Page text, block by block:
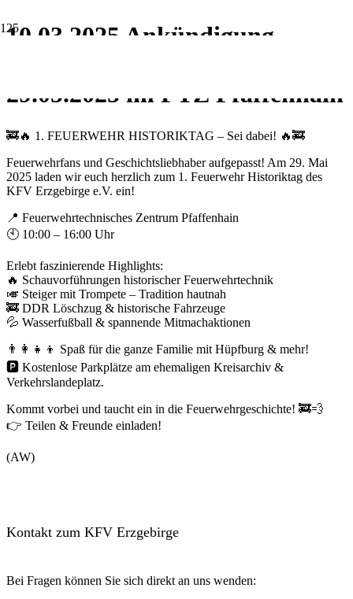
10.03.2025 Ankündigung
29.05.2025 im FTZ Pfaffenhain
🚒🔥 1. FEUERWEHR HISTORIKTAG – Sei dabei! 🔥🚒
Feuerwehrfans und Geschichtsliebhaber aufgepasst! Am 29. Mai
2025 laden wir euch herzlich zum 1. Feuerwehr Historiktag des
KFV Erzgebirge e.V. ein!
📍 Feuerwehrtechnisches Zentrum Pfaffenhain
🕙 10:00 – 16:00 Uhr
Erlebt faszinierende Highlights:
🔥 Schauvorführungen historischer Feuerwehrtechnik
🎺 Steiger mit Trompete – Tradition hautnah
🚒 DDR Löschzug & historische Fahrzeuge
💦 Wasserfußball & spannende Mitmachaktionen
👨‍👩‍👧‍👦 Spaß für die ganze Familie mit Hüpfburg & mehr!
🅿️ Kostenlose Parkplätze am ehemaligen Kreisarchiv &
Verkehrslandeplatz.
Kommt vorbei und taucht ein in die Feuerwehrgeschichte! 🚒💨
👉 Teilen & Freunde einladen!
(AW)
Kontakt zum KFV Erzgebirge
Bei Fragen können Sie sich direkt an uns wenden: